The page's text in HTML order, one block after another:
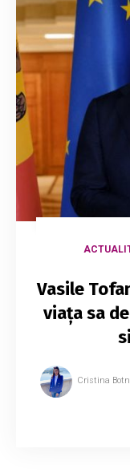
Vasile
viața sa
Cristina